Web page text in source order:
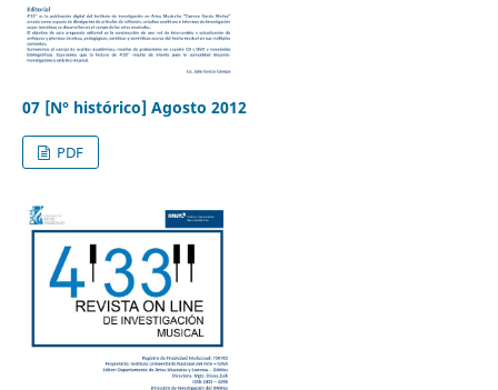
07 [N° histórico] Agosto 2012
PDF